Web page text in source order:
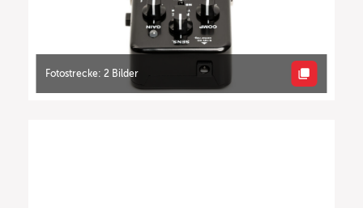
Fotostrecke: 2 Bilder